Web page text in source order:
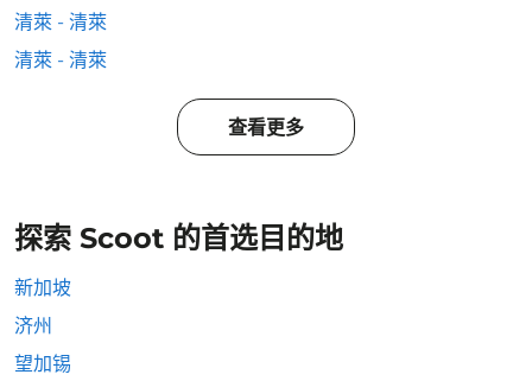
清萊 - 清萊
清萊 - 清萊
查看更多
探索 Scoot 的首选目的地
新加坡
济州
望加锡